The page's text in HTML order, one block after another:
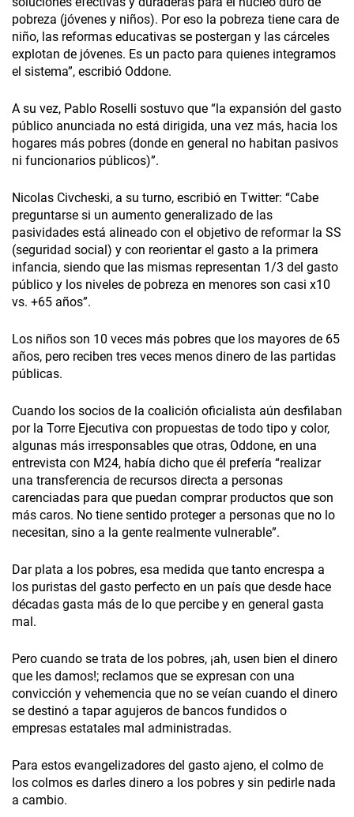
pobreza (jóvenes y niños). Por eso la pobreza tiene cara de
niño, las reformas educativas se postergan y las cárceles
explotan de jóvenes. Es un pacto para quienes integramos
el sistema”, escribió Oddone.
A su vez, Pablo Roselli sostuvo que “la expansión del gasto
público anunciada no está dirigida, una vez más, hacia los
hogares más pobres (donde en general no habitan pasivos
ni funcionarios públicos)”.
Nicolas Civcheski, a su turno, escribió en Twitter: “Cabe
preguntarse si un aumento generalizado de las
pasividades está alineado con el objetivo de reformar la SS
(seguridad social) y con reorientar el gasto a la primera
infancia, siendo que las mismas representan 1/3 del gasto
público y los niveles de pobreza en menores son casi x10
vs. +65 años”.
Los niños son 10 veces más pobres que los mayores de 65
años, pero reciben tres veces menos dinero de las partidas
públicas.
Cuando los socios de la coalición oficialista aún desfilaban
por la Torre Ejecutiva con propuestas de todo tipo y color,
algunas más irresponsables que otras, Oddone, en una
entrevista con M24, había dicho que él prefería “realizar
una transferencia de recursos directa a personas
carenciadas para que puedan comprar productos que son
más caros. No tiene sentido proteger a personas que no lo
necesitan, sino a la gente realmente vulnerable”.
Dar plata a los pobres, esa medida que tanto encrespa a
los puristas del gasto perfecto en un país que desde hace
décadas gasta más de lo que percibe y en general gasta
mal.
Pero cuando se trata de los pobres, ¡ah, usen bien el dinero
que les damos!; reclamos que se expresan con una
convicción y vehemencia que no se veían cuando el dinero
se destinó a tapar agujeros de bancos fundidos o
empresas estatales mal administradas.
Para estos evangelizadores del gasto ajeno, el colmo de
los colmos es darles dinero a los pobres y sin pedirle nada
a cambio.